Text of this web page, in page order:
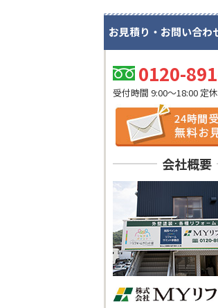
お見積り・お問い合わ
0120-
受付時間 9:00～18:00 定
会社概要